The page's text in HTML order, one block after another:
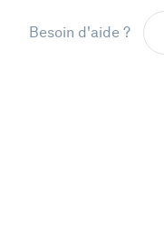
Besoin d'aide ?